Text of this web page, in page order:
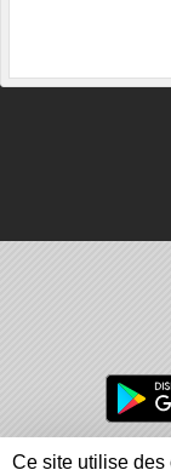
Ce site utilise des